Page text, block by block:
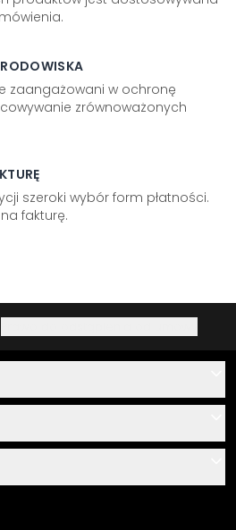
zaangażowani w ochronę
zrównoważonych
szeroki wybór form płatności.
fakturę.
(OWH)